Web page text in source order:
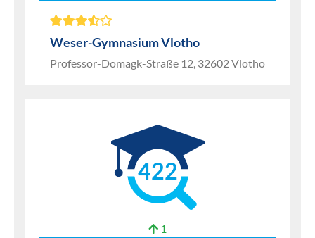
Weser-Gymnasium Vlotho
Professor-Domagk-Straße 12, 32602 Vlotho
422
1